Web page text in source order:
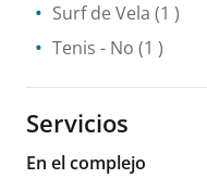
Surf de Vela (1 )
Tenis - No (1 )
Servicios
En el complejo